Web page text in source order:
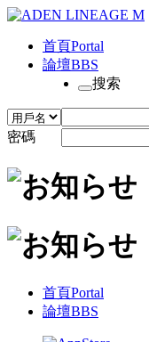
首頁Portal
論壇BBS
搜索
密碼
首頁Portal
論壇BBS